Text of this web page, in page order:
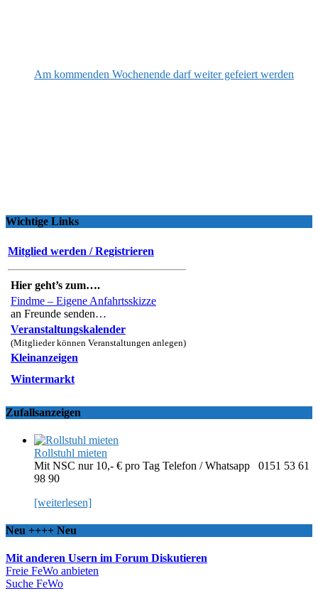
Am kommenden Wochenende darf weiter gefeiert werden
Wichtige Links
Mitglied werden / Registrieren
Hier geht’s zum….
Findme – Eigene Anfahrtsskizze
an Freunde senden…
Veranstaltungskalender
(Mitglieder können Veranstaltungen anlegen)
Kleinanzeigen
Wintermarkt
Zufallsanzeigen
Rollstuhl mieten
Mit NSC nur 10,- € pro Tag Telefon / Whatsapp 0151 53 61
98 90
[weiterlesen]
Neu ++++ Neu
Mit anderen Usern im Forum Diskutieren
Freie FeWo anbieten
Suche FeWo